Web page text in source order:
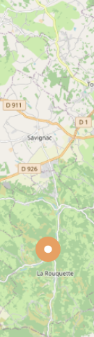
voyage ?